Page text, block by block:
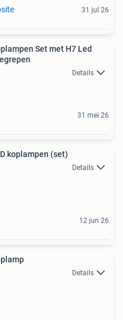
31 jul 26
Set met H7 Led
Details
31 mei 26
koplampen (set)
Details
12 jun 26
Details